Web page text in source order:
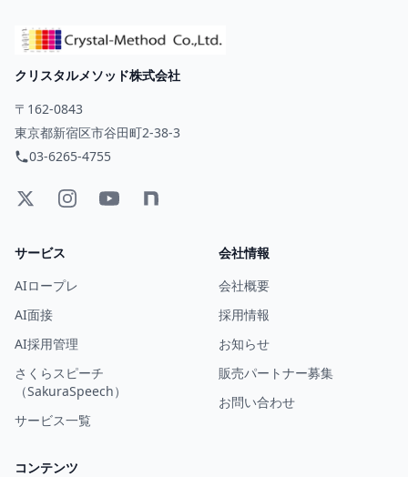
クリスタルメソッド株式会社
〒162-0843
東京都新宿区市谷田町2-38-3
03-6265-4755
サービス
AIロープレ
AI面接
AI採用管理
さくらスピーチ
（SakuraSpeech）
サービス一覧
会社情報
会社概要
採用情報
お知らせ
販売パートナー募集
お問い合わせ
コンテンツ